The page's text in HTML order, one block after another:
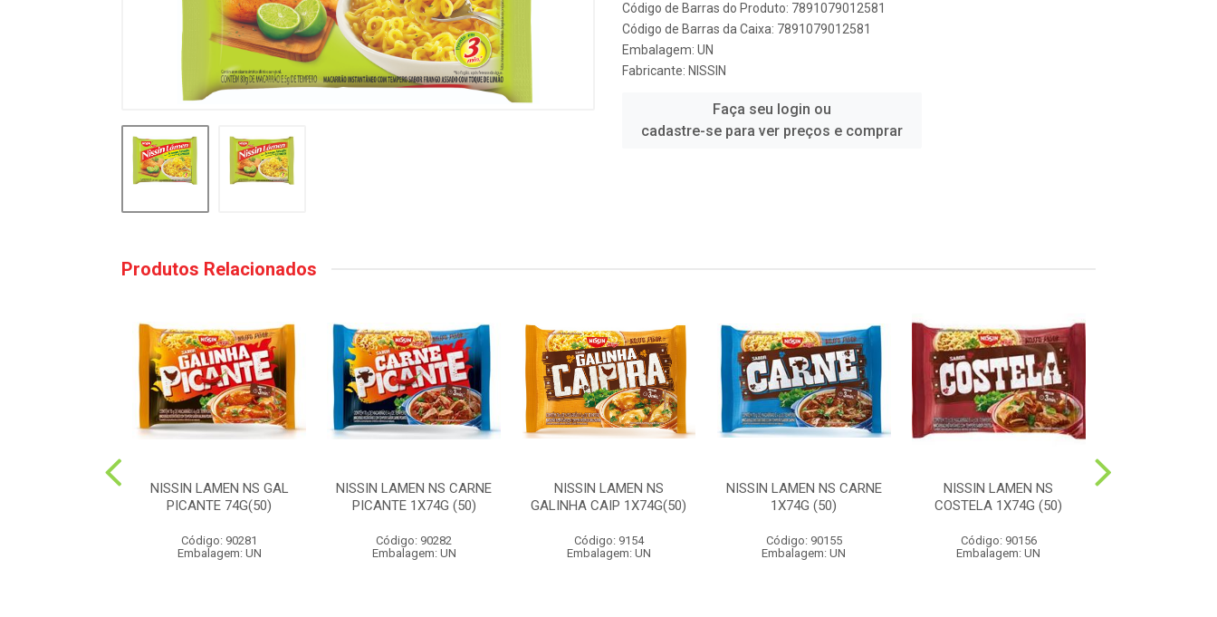
Código de Barras do Produto: 7891079012581
Código de Barras da Caixa: 7891079012581
Embalagem: UN
Fabricante: NISSIN
Faça seu login ou
cadastre-se para ver preços e comprar
Produtos Relacionados
NISSIN LAMEN NS GAL
PICANTE 74G(50)
Código: 90281
Embalagem: UN
NISSIN LAMEN NS CARNE
PICANTE 1X74G (50)
Código: 90282
Embalagem: UN
NISSIN LAMEN NS
GALINHA CAIP 1X74G(50)
Código: 9154
Embalagem: UN
NISSIN LAMEN NS CARNE
1X74G (50)
Código: 90155
Embalagem: UN
NISSIN LAMEN NS
COSTELA 1X74G (50)
Código: 90156
Embalagem: UN